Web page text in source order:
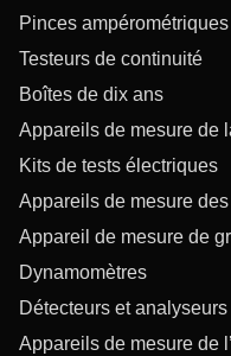
Pinces ampérométriques
Testeurs de continuité
Boîtes de dix ans
Appareils de mesure de
Kits de tests électriques
Appareils de mesure
Appareil de mesure de
Dynamomètres
Détecteurs et
Appareils de mesure de